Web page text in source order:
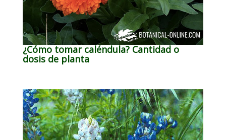
¿Cómo tomar caléndula? Cantidad o
dosis de planta